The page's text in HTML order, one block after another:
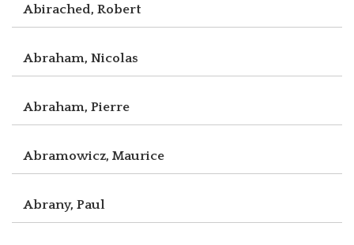
Abirached, Robert
Abraham, Nicolas
Abraham, Pierre
Abramowicz, Maurice
Abrany, Paul